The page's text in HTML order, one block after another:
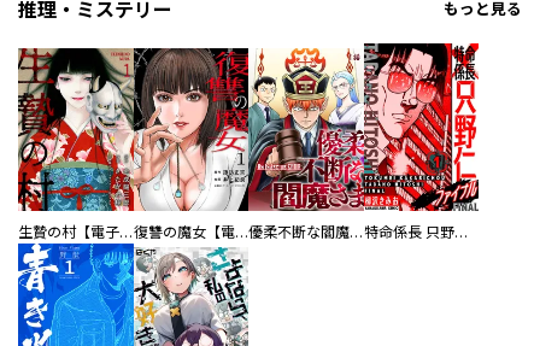
推理・ミステリー もっと見る
生贄の村【電子単行本版】 復讐の魔女【電子単行本版】 優柔不断な閻魔さま 特命係長 只野仁ファイナル 愛蔵版